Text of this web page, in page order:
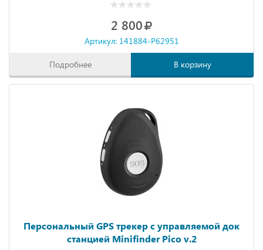
2 800
Артикул: 141884-P62951
Подробнее В корзину
Персональный GPS трекер с управляемой док
станцией Minifinder Pico v.2